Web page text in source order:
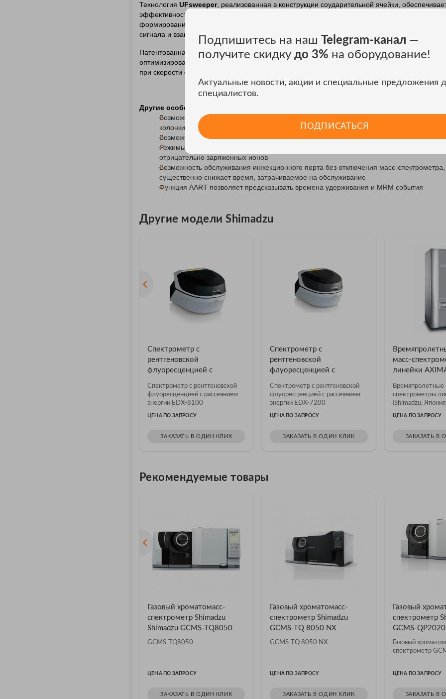
Технология UFsweeper, реализованная в конструкции соударительной ячейки,
эффективность соударений и быстрый транспорт ионов: на выходе из ячейки ионы
формирования т.н.
поверхности, что предотвращает снижение
сигнала и взаимное влияние ионов даже при сверхвысоких скоростях сканирования.
Патентованная технологияASSP(усовершенствованный протокол скоростного
оптимизировать параметры переноса ионов в процессе сканирования. В результате,
при скорости сканирования до 20 000
./сек и высокоскоростные MRM измерения (600
Другие особенности прибора:
Возможность подключения двух колонок к масс-спектрометру снижает затраты
колонки
Возможность подключения устройства прямого ввода в масс-спектрометр
Режимы работы: электронный удар, химическая ионизация с регистрацией
отрицательно заряженных ионов
Возможность обслуживания инжекционного порта без отключения масс-спектрометра,
существенно снижает время, затрачиваемое на обслуживание
Функция AART позволяет предсказывать времена удерживания и MRM события
Другие модели Shimadzu
Спектрометр с
рентгеновской
флуоресценцией с
8100
Спектрометр с рентгеновской
флуоресценцией с рассеянием
энергии EDX-8100
ЦЕНА ПО ЗАПРОСУ
ЗАКАЗАТЬ В ОДИН КЛИК
Спектрометр с
рентгеновской
флуоресценцией с
7200
Спектрометр с рентгеновской
флуоресценцией с рассеянием
энергии EDX-7200
ЦЕНА ПО ЗАПРОСУ
ЗАКАЗАТЬ В ОДИН КЛИК
масс-
линейки
Времяпролетные
спектрометры
(Shimadzu,
ЦЕНА ПО ЗАПРОСУ
ЗАКАЗАТЬ В
Рекомендуемые товары
Газовый хроматомасс-
спектрометр Shimadzu
Shimadzu GCMS-TQ8050
GCMS-TQ8050
ЦЕНА ПО ЗАПРОСУ
ЗАКАЗАТЬ В ОДИН КЛИК
Газовый хроматомасс-
спектрометр Shimadzu
GCMS-TQ 8050 NX
GCMS-TQ 8050 NX
ЦЕНА ПО ЗАПРОСУ
ЗАКАЗАТЬ В ОДИН КЛИК
Газовый
спектрометр
GCMS-QP2020
Газовый
спектрометр
ЦЕНА ПО ЗАПРОСУ
ЗАКАЗАТЬ В
Подпишитесь на наш Telegram-канал —
получите скидку до 3% на оборудование!
Актуальные новости, акции и специальные предложения
специалистов.
ПОДПИСАТЬСЯ